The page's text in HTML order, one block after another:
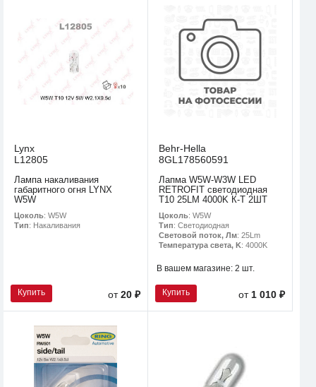
Lynx
L12805
Лампа накаливания
габаритного огня LYNX
W5W
Цоколь: W5W
Тип: Накаливания
Купить от20 ₽
Behr-Hella
8GL178560591
Лапма W5W-W3W LED
RETROFIT светодиодная
T10 25LM 4000K К-Т 2ШТ
Цоколь: W5W
Тип: Светодиодная
Световой поток, Лм: 25Lm
Температура света, K: 4000K
В вашем магазине: 2 шт.
Купить от 1 010 ₽